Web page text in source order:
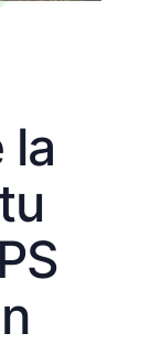
la